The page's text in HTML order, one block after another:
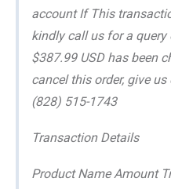
account If This
kindly call us for a
$387.99 USD has been
cancel this order, give
(828) 515-1743
Transaction Details
Product Name Amount